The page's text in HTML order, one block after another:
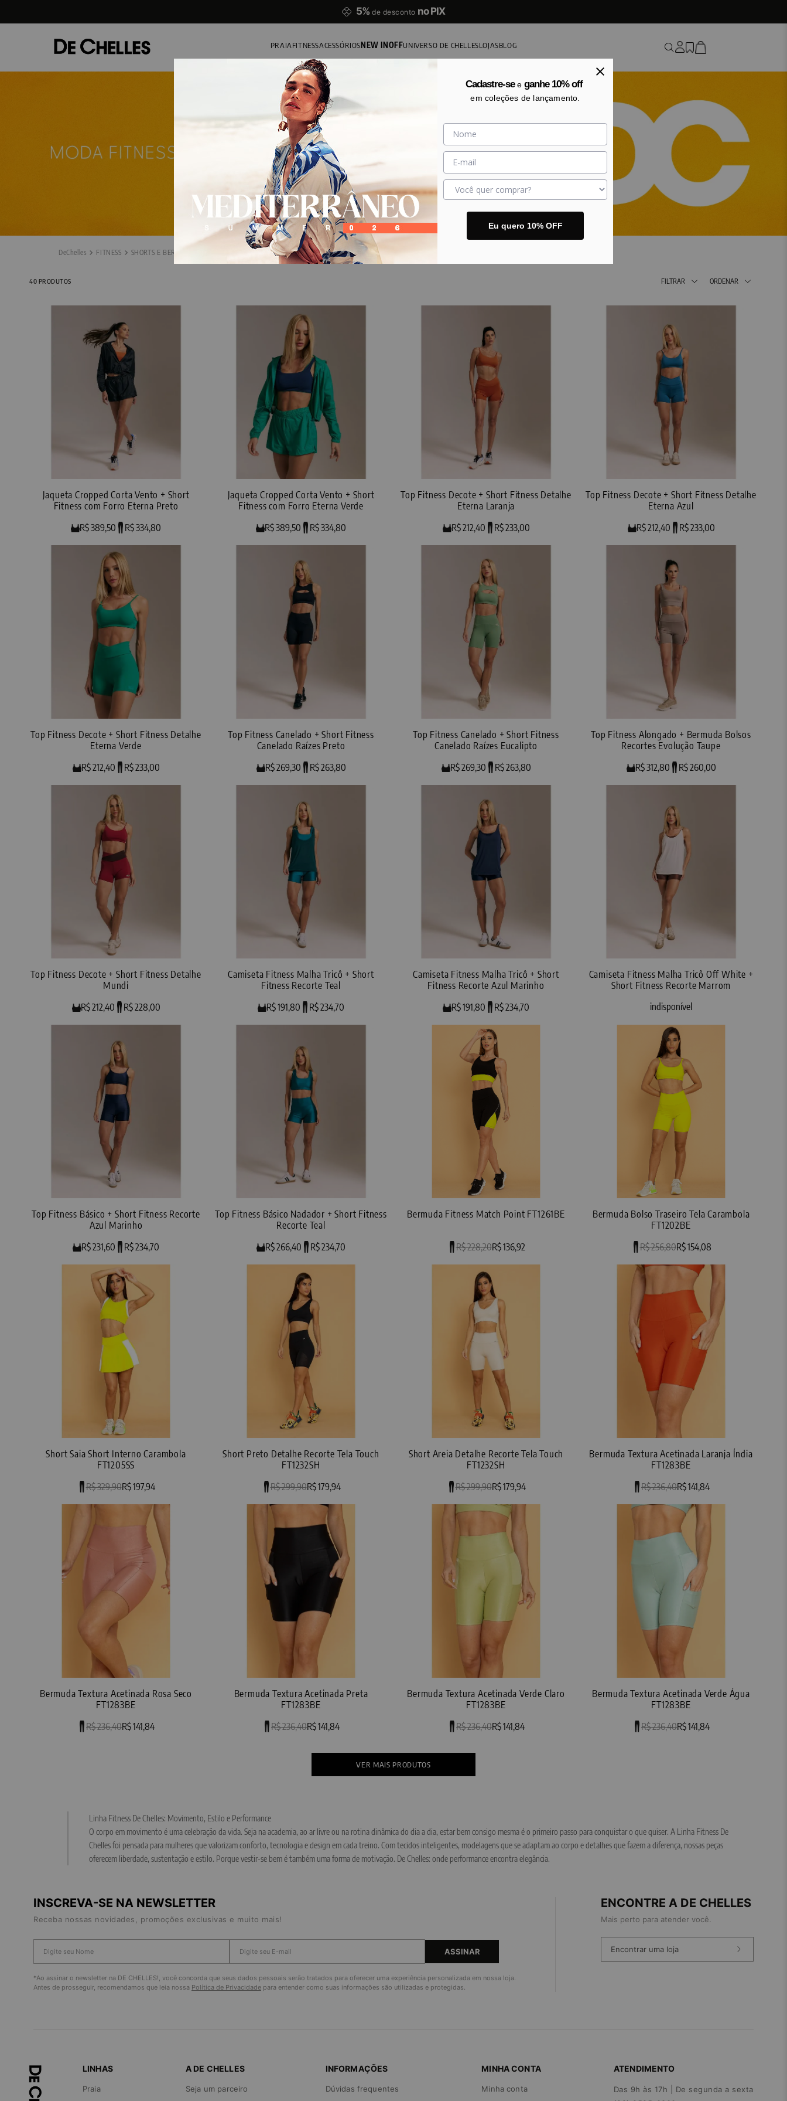
5%de desconto no PIX
PRAIAFITNESSACESSÓRIOSNEW INOFFUNIVERSO DE CHELLESLOJASBLOG
FITNESS SHORTS E BERMUDAS
40 PRODUTOS FILTRAR ORDENAR
Jaqueta Cropped Corta Vento + Short
Fitness com Forro Eterna Preto
R$ 389,50
R$ 334,80
Jaqueta Cropped Corta Vento + Short
Fitness com Forro Eterna Verde
R$ 389,50
R$ 334,80
Top Fitness Decote + Short Fitness Detalhe
Eterna Laranja
R$ 212,40
R$ 233,00
Top Fitness Decote + Short Fitness Detalhe
Eterna Azul
R$ 212,40
R$ 233,00
Top Fitness Decote + Short Fitness Detalhe
Eterna Verde
R$ 212,40
R$ 233,00
Top Fitness Canelado + Short Fitness
Canelado Raízes Preto
R$ 269,30
R$ 263,80
Top Fitness Canelado + Short Fitness
Canelado Raízes Eucalipto
R$ 269,30
R$ 263,80
Top Fitness Alongado + Bermuda Bolsos
Recortes Evolução Taupe
R$ 312,80
R$ 260,00
Top Fitness Decote + Short Fitness Detalhe
Mundi
R$ 212,40
R$ 228,00
Camiseta Fitness Malha Tricô + Short
Fitness Recorte Teal
R$ 191,80
R$ 234,70
Camiseta Fitness Malha Tricô + Short
Fitness Recorte Azul Marinho
R$ 191,80
R$ 234,70
Camiseta Fitness Malha Tricô Off White +
Short Fitness Recorte Marrom
indisponível
Top Fitness Básico + Short Fitness Recorte
Azul Marinho
R$ 231,60
R$ 234,70
Top Fitness Básico Nadador + Short Fitness
Recorte Teal
R$ 266,40
R$ 234,70
Bermuda Fitness Match Point FT1261BE
R$ 228,20R$ 136,92
Bermuda Bolso Traseiro Tela Carambola
FT1202BE
R$ 256,80R$ 154,08
Short Saia Short Interno Carambola
FT1205SS
R$ 329,90R$ 197,94
Short Preto Detalhe Recorte Tela Touch
FT1232SH
R$ 299,90R$ 179,94
Short Areia Detalhe Recorte Tela Touch
FT1232SH
R$ 299,90R$ 179,94
Bermuda Textura Acetinada Laranja Índia
FT1283BE
R$ 236,40R$ 141,84
Bermuda Textura Acetinada Rosa Seco
FT1283BE
R$ 236,40R$ 141,84
Bermuda Textura Acetinada Preta
FT1283BE
R$ 236,40R$ 141,84
Bermuda Textura Acetinada Verde Claro
FT1283BE
R$ 236,40R$ 141,84
Bermuda Textura Acetinada Verde Água
FT1283BE
R$ 236,40R$ 141,84
Linha Fitness De Chelles: Movimento, Estilo e Performance
O corpo em movimento é uma celebração da vida. Seja na academia, ao ar livre ou na rotina dinâmica do dia a dia, estar bem consigo mesma é o primeiro passo para conquistar o que quiser. A Linha Fitness De
Chelles foi pensada para mulheres que valorizam conforto, tecnologia e design em cada treino. Com tecidos inteligentes, modelagens que se adaptam ao corpo e detalhes que fazem a diferença, nossas peças
oferecem liberdade, sustentação e estilo. Porque vestir-se bem é também uma forma de motivação. De Chelles: onde performance encontra elegância.
INSCREVA-SE NA NEWSLETTER
Receba nossas novidades, promoções exclusivas e muito mais!
ASSINAR
*Ao assinar o newsletter na DE CHELLES!, você concorda que seus dados pessoais serão tratados para oferecer uma experiência personalizada em nossa loja.
Antes de prosseguir, recomendamos que leia nossa Política de Privacidade para entender como suas informações são utilizadas e protegidas.
ENCONTRE A DE CHELLES
Mais perto para atender você.
Encontrar uma loja
LINHAS
Praia
A DE CHELLES
Seja um parceiro
INFORMAÇÕES
Dúvidas frequentes
MINHA CONTA
Minha conta
ATENDIMENTO
Das 9h às 17h | De segunda a sexta
Cadastre-seeganhe 10% off
em coleções de lançamento.
Eu quero 10% OFF